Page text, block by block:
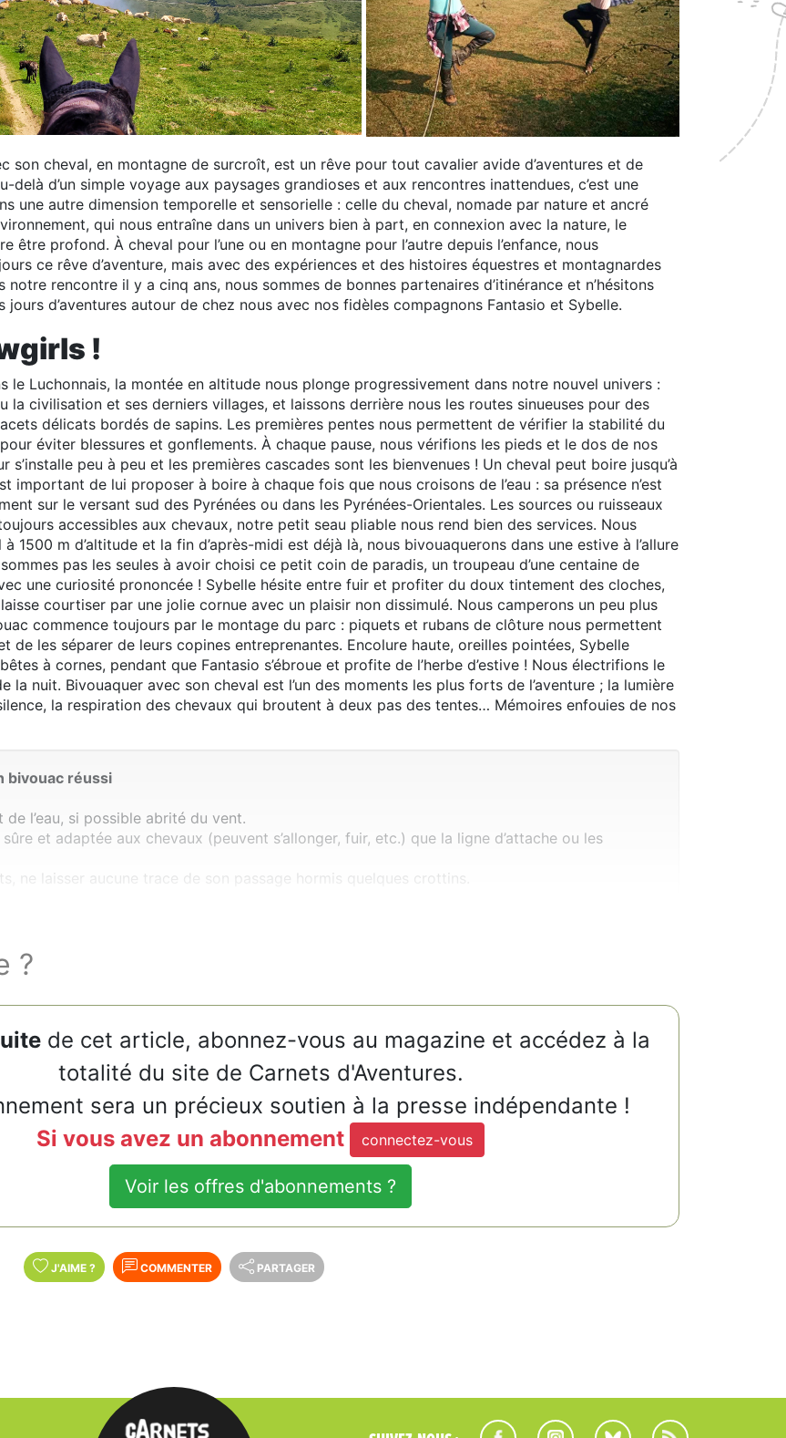
son cheval, en montagne de surcroît, est un rêve pour tout cavalier avide d’aventures et de
delà d’un simple voyage aux paysages grandioses et aux rencontres inattendues, c’est une
une autre dimension temporelle et sensorielle : celle du cheval, nomade par nature et ancré
qui nous entraîne dans un univers bien à part, en connexion avec la nature, le
être profond. À cheval pour l’une ou en montagne pour l’autre depuis l’enfance, nous
ce rêve d’aventure, mais avec des expériences et des histoires équestres et montagnardes
notre rencontre il y a cinq ans, nous sommes de bonnes partenaires d’itinérance et n’hésitons
jours d’aventures autour de chez nous avec nos fidèles compagnons Fantasio et Sybelle.
!
le Luchonnais, la montée en altitude nous plonge progressivement dans notre nouvel univers :
la civilisation et ses derniers villages, et laissons derrière nous les routes sinueuses pour des
délicats bordés de sapins. Les premières pentes nous permettent de vérifier la stabilité du
éviter blessures et gonflements. À chaque pause, nous vérifions les pieds et le dos de nos
s’installe peu à peu et les premières cascades sont les bienvenues ! Un cheval peut boire jusqu’à
important de lui proposer à boire à chaque fois que nous croisons de l’eau : sa présence n’est
sur le versant sud des Pyrénées ou dans les Pyrénées-Orientales. Les sources ou ruisseaux
accessibles aux chevaux, notre petit seau pliable nous rend bien des services. Nous
1500 m d’altitude et la fin d’après-midi est déjà là, nous bivouaquerons dans une estive à l’allure
pas les seules à avoir choisi ce petit coin de paradis, un troupeau d’une centaine de
une curiosité prononcée ! Sybelle hésite entre fuir et profiter du doux tintement des cloches,
courtiser par une jolie cornue avec un plaisir non dissimulé. Nous camperons un peu plus
commence toujours par le montage du parc : piquets et rubans de clôture nous permettent
de les séparer de leurs copines entreprenantes. Encolure haute, oreilles pointées, Sybelle
à cornes, pendant que Fantasio s’ébroue et profite de l’herbe d’estive ! Nous électrifions le
la nuit. Bivouaquer avec son cheval est l’un des moments les plus forts de l’aventure ; la lumière
la respiration des chevaux qui broutent à deux pas des tentes… Mémoires enfouies de nos
bivouac réussi
de l’eau, si possible abrité du vent.
et adaptée aux chevaux (peuvent s’allonger, fuir, etc.) que la ligne d’attache ou les
ne laisser aucune trace de son passage hormis quelques crottins.
?
de cet article, abonnez-vous au magazine et accédez à la
totalité du site de Carnets d'Aventures.
sera un précieux soutien à la presse indépendante !
Si vous avez un abonnement
connectez-vous
Voir les offres d'abonnements ?
J'AIME ? COMMENTER PARTAGER